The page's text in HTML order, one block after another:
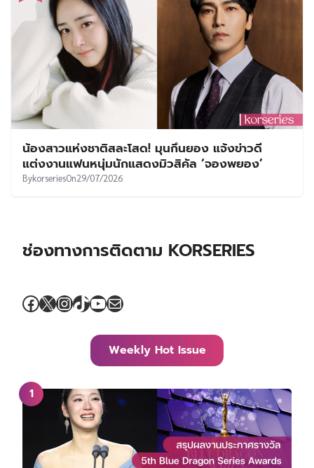
น้องสาวแห่งชาติสละโสด! มุนกึนยอง แจ้งข่าวดี
แต่งงานแฟนหนุ่มนักแสดงมิวสิคัล ‘จองพยอง’
BykorseriesOn29/07/2026
ช่องทางการติดตาม KORSERIES
Facebook
X Instagram
TikTok
YouTube
Mail
Weekly Hot Issue